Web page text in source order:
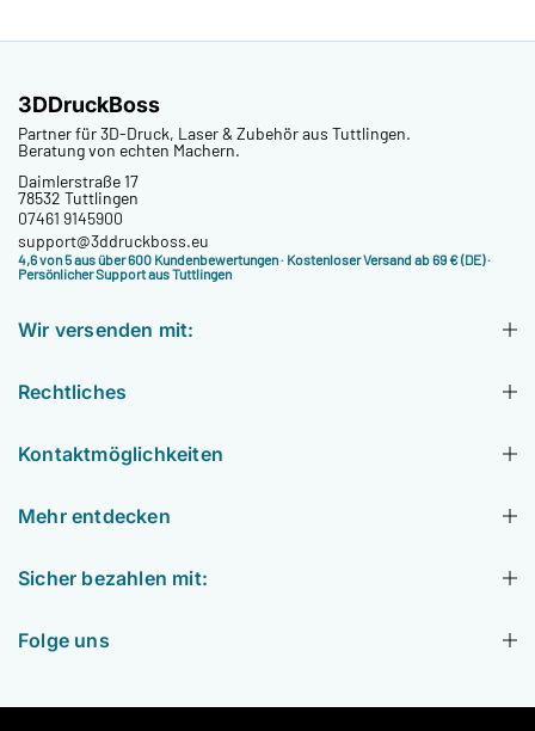
3DDruckBoss
Partner für 3D-Druck, Laser & Zubehör aus Tuttlingen.
Beratung von echten Machern.
Daimlerstraße 17
78532 Tuttlingen
07461 9145900
support@3ddruckboss.eu
4,6 von 5 aus über 600 Kundenbewertungen· Kostenloser Versand ab 69 € (DE) ·
Persönlicher Support aus Tuttlingen
Wir versenden mit:
Rechtliches
Kontaktmöglichkeiten
Mehr entdecken
Sicher bezahlen mit:
Folge uns